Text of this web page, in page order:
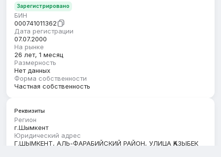
Зарегистрировано
БИН
000741011362
Дата регистрации
07.07.2000
На рынке
26 лет, 1 месяц
Размерность
Нет данных
Форма собственности
Частная собственность
Реквизиты
Регион
г.Шымкент
Юридический адрес
Г.ШЫМКЕНТ, АЛЬ-ФАРАБИЙСКИЙ РАЙОН, УЛИЦА ҚАЗЫБЕК